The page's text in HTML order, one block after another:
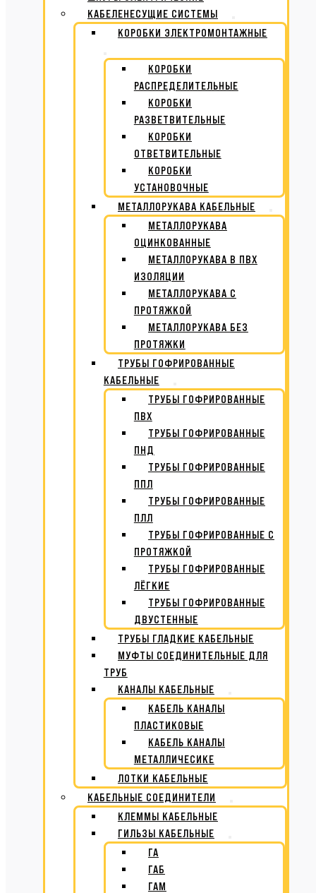
КАБЕЛЕНЕСУЩИЕ СИСТЕМЫ
КОРОБКИ ЭЛЕКТРОМОНТАЖНЫЕ
КОРОБКИ
РАСПРЕДЕЛИТЕЛЬНЫЕ
КОРОБКИ
РАЗВЕТВИТЕЛЬНЫЕ
КОРОБКИ
ОТВЕТВИТЕЛЬНЫЕ
КОРОБКИ
УСТАНОВОЧНЫЕ
МЕТАЛЛОРУКАВА КАБЕЛЬНЫЕ
МЕТАЛЛОРУКАВА
ОЦИНКОВАННЫЕ
МЕТАЛЛОРУКАВА В ПВХ
ИЗОЛЯЦИИ
МЕТАЛЛОРУКАВА С
ПРОТЯЖКОЙ
МЕТАЛЛОРУКАВА БЕЗ
ПРОТЯЖКИ
ТРУБЫ ГОФРИРОВАННЫЕ
КАБЕЛЬНЫЕ
ТРУБЫ ГОФРИРОВАННЫЕ
ПВХ
ТРУБЫ ГОФРИРОВАННЫЕ
ПНД
ТРУБЫ ГОФРИРОВАННЫЕ
ППЛ
ТРУБЫ ГОФРИРОВАННЫЕ
ПЛЛ
ТРУБЫ ГОФРИРОВАННЫЕ С
ПРОТЯЖКОЙ
ТРУБЫ ГОФРИРОВАННЫЕ
ЛЁГКИЕ
ТРУБЫ ГОФРИРОВАННЫЕ
ДВУСТЕННЫЕ
ТРУБЫ ГЛАДКИЕ КАБЕЛЬНЫЕ
МУФТЫ СОЕДИНИТЕЛЬНЫЕ ДЛЯ
ТРУБ
КАНАЛЫ КАБЕЛЬНЫЕ
КАБЕЛЬ КАНАЛЫ
ПЛАСТИКОВЫЕ
КАБЕЛЬ КАНАЛЫ
МЕТАЛЛИЧЕСИКЕ
ЛОТКИ КАБЕЛЬНЫЕ
КАБЕЛЬНЫЕ СОЕДИНИТЕЛИ
КЛЕММЫ КАБЕЛЬНЫЕ
ГИЛЬЗЫ КАБЕЛЬНЫЕ
ГА
ГАБ
ГАМ